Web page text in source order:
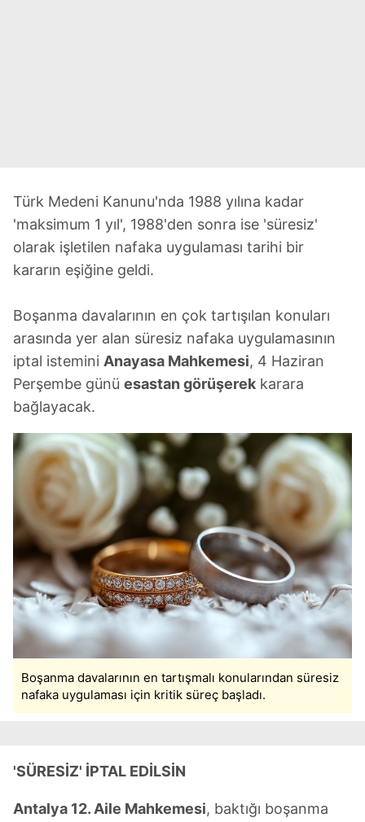
Türk Medeni Kanunu'nda 1988 yılına kadar
'maksimum 1 yıl', 1988'den sonra ise 'süresiz'
olarak işletilen nafaka uygulaması tarihi bir
kararın eşiğine geldi.
Boşanma davalarının en çok tartışılan konuları
arasında yer alan süresiz nafaka uygulamasının
iptal istemini Anayasa Mahkemesi, 4 Haziran
Perşembe günü esastan görüşerek karara
bağlayacak.
Boşanma davalarının en tartışmalı konularından süresiz
nafaka uygulaması için kritik süreç başladı.
'SÜRESİZ' İPTAL EDİLSİN
Antalya 12. Aile Mahkemesi, baktığı boşanma